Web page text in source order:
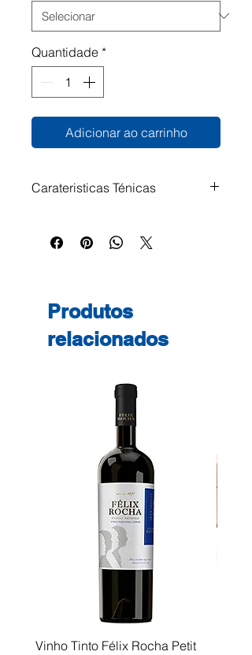
Quantidade *
Adicionar ao carrinho
Carateristicas Ténicas
Produtos
relacionados
Vinho Tinto Félix Rocha Petit